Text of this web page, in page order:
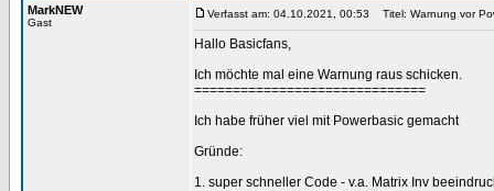
MarkNEW
Gast
Verfasst am: 04.10.2021, 00:53 Titel: Warnung vor
Hallo Basicfans,
Ich möchte mal eine Warnung raus schicken.
==============================
Ich habe früher viel mit Powerbasic gemacht
Gründe:
1. super schneller Code - v.a. Matrix Inv